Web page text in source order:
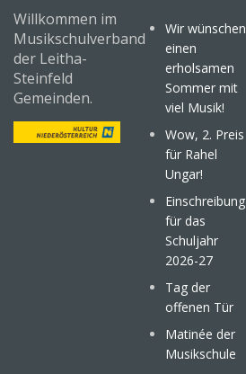
Willkommen im
Musikschulverband
der Leitha-
Steinfeld
Gemeinden.
Wir wünschen
einen
erholsamen
Sommer mit
viel Musik!
Wow, 2. Preis
für Rahel
Ungar!
Einschreibung
für das
Schuljahr
2026-27
Tag der
offenen Tür
Matinée der
Musikschule